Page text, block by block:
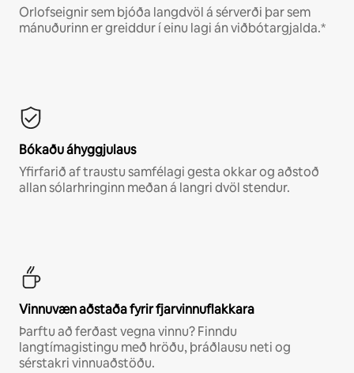
Orlofseignir sem bjóða langdvöl á sérverði þar sem
mánuðurinn er greiddur í einu lagi án viðbótargjalda.*
Bókaðu áhyggjulaus
Yfirfarið af traustu samfélagi gesta okkar og aðstoð
allan sólarhringinn meðan á langri dvöl stendur.
Vinnuvæn aðstaða fyrir fjarvinnuflakkara
Þarftu að ferðast vegna vinnu? Finndu
langtímagistingu með hröðu, þráðlausu neti og
sérstakri vinnuaðstöðu.